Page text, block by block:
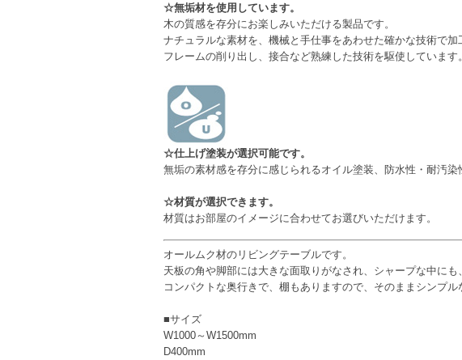
☆無垢材を使用しています。
木の質感を存分にお楽しみいただける製品です。
ナチュラルな素材を、機械と手仕事をあわせた確かな技術で加
フレームの削り出し、接合など熟練した技術を駆使しています。
☆仕上げ塗装が選択可能です。
無垢の素材感を存分に感じられるオイル塗装、防水性・耐汚
☆材質が選択できます。
材質はお部屋のイメージに合わせてお選びいただけます。
オールムク材のリビングテーブルです。
天板の角や脚部には大きな面取りがなされ、シャープな中にも
コンパクトな奥行きで、棚もありますので、そのままシンプ
■サイズ
W1000～W1500mm
D400mm